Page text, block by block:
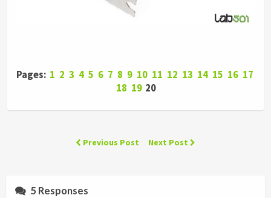
Pages: 1 2 3 4 5 6 7 8 9 10 11 12 13 14 15 16 17
18 19 20
Previous Post Next Post
5 Responses